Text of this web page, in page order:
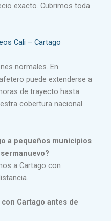
exacto. Cubrimos toda
Cali – Cartago
normales. En
puede extenderse a
de trayecto hasta
cobertura nacional
a pequeños municipios
a Cartago con
Cartago antes de